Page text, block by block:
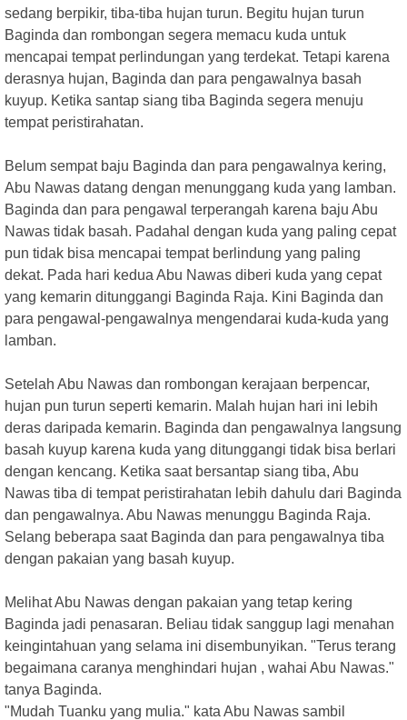
sedang berpikir, tiba-tiba hujan turun. Begitu hujan turun
Baginda dan rombongan segera memacu kuda untuk
mencapai tempat perlindungan yang terdekat. Tetapi karena
derasnya hujan, Baginda dan para pengawalnya basah
kuyup. Ketika santap siang tiba Baginda segera menuju
tempat peristirahatan.
Belum sempat baju Baginda dan para pengawalnya kering,
Abu Nawas datang dengan menunggang kuda yang lamban.
Baginda dan para pengawal terperangah karena baju Abu
Nawas tidak basah. Padahal dengan kuda yang paling cepat
pun tidak bisa mencapai tempat berlindung yang paling
dekat. Pada hari kedua Abu Nawas diberi kuda yang cepat
yang kemarin ditunggangi Baginda Raja. Kini Baginda dan
para pengawal-pengawalnya mengendarai kuda-kuda yang
lamban.
Setelah Abu Nawas dan rombongan kerajaan berpencar,
hujan pun turun seperti kemarin. Malah hujan hari ini lebih
deras daripada kemarin. Baginda dan pengawalnya langsung
basah kuyup karena kuda yang ditunggangi tidak bisa berlari
dengan kencang. Ketika saat bersantap siang tiba, Abu
Nawas tiba di tempat peristirahatan lebih dahulu dari Baginda
dan pengawalnya. Abu Nawas menunggu Baginda Raja.
Selang beberapa saat Baginda dan para pengawalnya tiba
dengan pakaian yang basah kuyup.
Melihat Abu Nawas dengan pakaian yang tetap kering
Baginda jadi penasaran. Beliau tidak sanggup lagi menahan
keingintahuan yang selama ini disembunyikan. "Terus terang
begaimana caranya menghindari hujan , wahai Abu Nawas."
tanya Baginda.
"Mudah Tuanku yang mulia." kata Abu Nawas sambil